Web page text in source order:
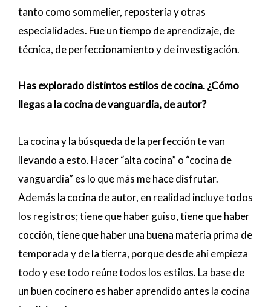
tanto como sommelier, repostería y otras
especialidades. Fue un tiempo de aprendizaje, de
técnica, de perfeccionamiento y de investigación.
Has explorado distintos estilos de cocina. ¿Cómo
llegas a la cocina de vanguardia, de autor?
La cocina y la búsqueda de la perfección te van
llevando a esto. Hacer “alta cocina” o “cocina de
vanguardia” es lo que más me hace disfrutar.
Además la cocina de autor, en realidad incluye todos
los registros; tiene que haber guiso, tiene que haber
cocción, tiene que haber una buena materia prima de
temporada y de la tierra, porque desde ahí empieza
todo y ese todo reúne todos los estilos. La base de
un buen cocinero es haber aprendido antes la cocina